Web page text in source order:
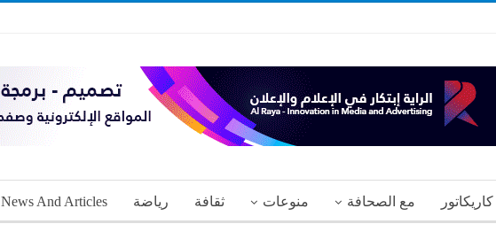
كاريكاتور مع الصحافة منوعات ثقافة رياضة News And Articles